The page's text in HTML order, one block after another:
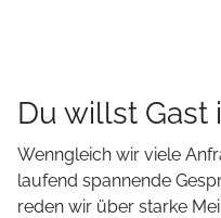
Du willst Gast
Wenngleich wir viele
laufend spannende
reden wir über starke